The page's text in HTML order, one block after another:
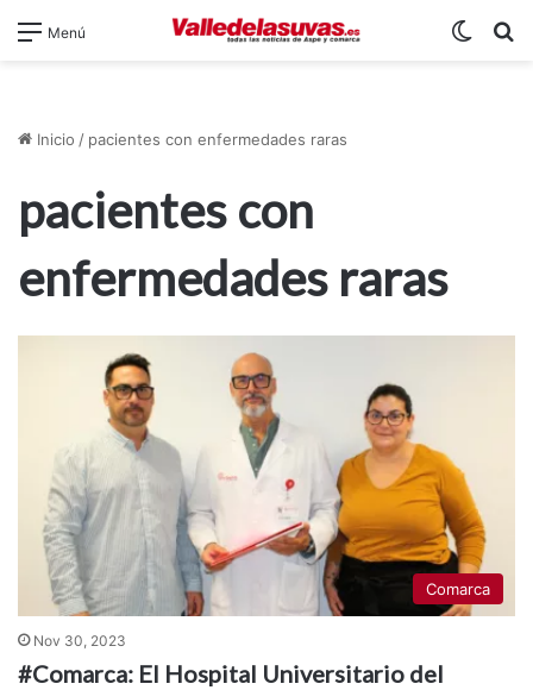
Menú
Inicio / pacientes con enfermedades raras
pacientes con
enfermedades raras
Comarca
Nov 30, 2023
#Comarca: El Hospital Universitario del